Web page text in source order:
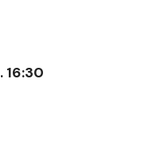
16:30